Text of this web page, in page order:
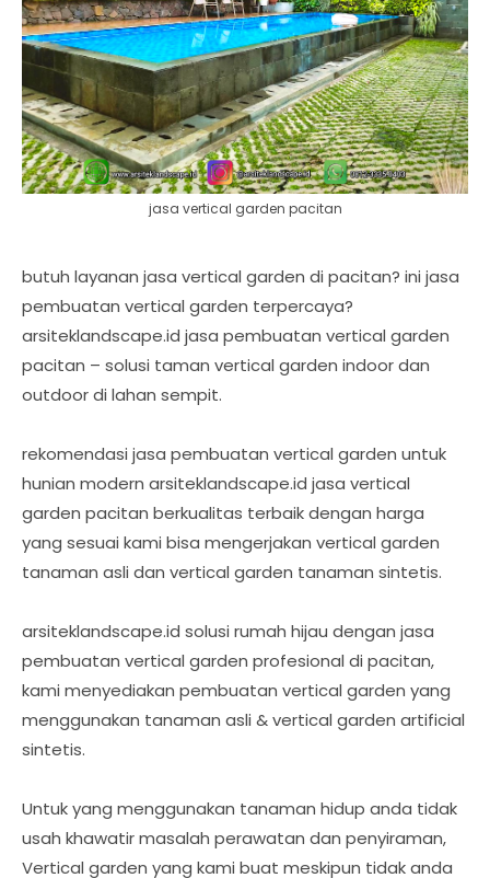
jasa vertical garden pacitan
butuh layanan jasa vertical garden di pacitan? ini jasa
pembuatan vertical garden terpercaya?
arsiteklandscape.id jasa pembuatan vertical garden
pacitan – solusi taman vertical garden indoor dan
outdoor di lahan sempit.
rekomendasi jasa pembuatan vertical garden untuk
hunian modern arsiteklandscape.id jasa vertical
garden pacitan berkualitas terbaik dengan harga
yang sesuai kami bisa mengerjakan vertical garden
tanaman asli dan vertical garden tanaman sintetis.
arsiteklandscape.id solusi rumah hijau dengan jasa
pembuatan vertical garden profesional di pacitan,
kami menyediakan pembuatan vertical garden yang
menggunakan tanaman asli & vertical garden artificial
sintetis.
Untuk yang menggunakan tanaman hidup anda tidak
usah khawatir masalah perawatan dan penyiraman,
Vertical garden yang kami buat meskipun tidak anda